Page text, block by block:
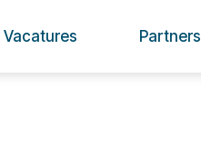
Vacatures Partners